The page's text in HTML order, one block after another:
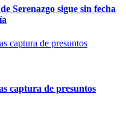
Serenazgo sigue sin fecha
captura de presuntos